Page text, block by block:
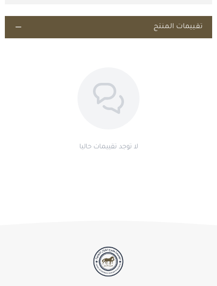
قبل السباق بـ 4 ساعات: 10 مل وريد بطيء.
تختلف الجرعة حسب وزن الحصان والحالة الصحية، لذلك يُنصح دائمًا
اطلب المنتج
تقييمات المنتج
لا توجد تقييمات حاليا